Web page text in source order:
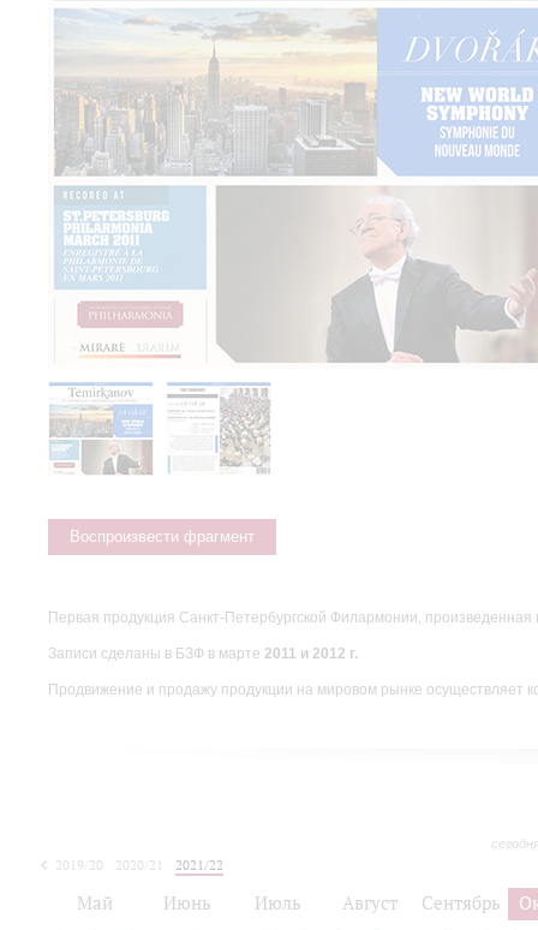
Воспроизвести фрагмент
Первая продукция Санкт-Петербургской Филармонии,
Записи сделаны в БЗФ в марте 2011 и 2012 г.
Продвижение и продажу продукции на мировом рынке осуществляет
2019/20 2020/21 2021/22
Май Июнь Июль Август Сентябрь